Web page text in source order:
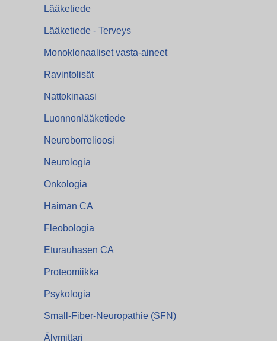
Lääketiede
Lääketiede - Terveys
Monoklonaaliset vasta-aineet
Ravintolisät
Nattokinaasi
Luonnonlääketiede
Neuroborrelioosi
Neurologia
Onkologia
Haiman CA
Fleobologia
Eturauhasen CA
Proteomiikka
Psykologia
Small-Fiber-Neuropathie (SFN)
Älymittari